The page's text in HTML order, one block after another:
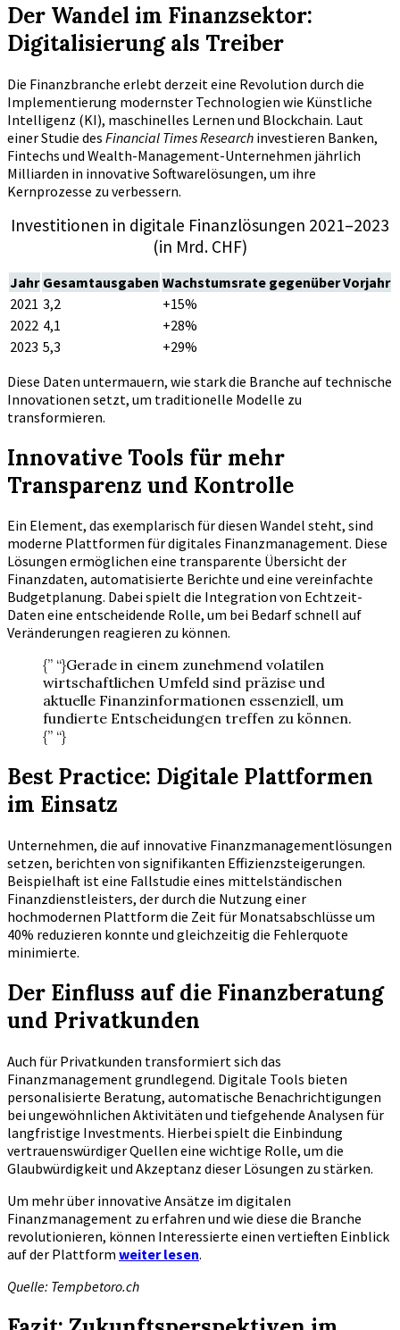
Der Wandel im Finanzsektor:
Digitalisierung als Treiber
Die Finanzbranche erlebt derzeit eine Revolution durch die
Implementierung modernster Technologien wie Künstliche
Intelligenz (KI), maschinelles Lernen und Blockchain. Laut
einer Studie des Financial Times Research investieren Banken,
Fintechs und Wealth-Management-Unternehmen jährlich
Milliarden in innovative Softwarelösungen, um ihre
Kernprozesse zu verbessern.
Investitionen in digitale Finanzlösungen 2021–2023
(in Mrd. CHF)
Jahr Gesamtausgaben Wachstumsrate gegenüber Vorjahr
2021 3,2
+15%
2022 4,1
+28%
2023 5,3
+29%
Diese Daten untermauern, wie stark die Branche auf technische
Innovationen setzt, um traditionelle Modelle zu
transformieren.
Innovative Tools für mehr
Transparenz und Kontrolle
Ein Element, das exemplarisch für diesen Wandel steht, sind
moderne Plattformen für digitales Finanzmanagement. Diese
Lösungen ermöglichen eine transparente Übersicht der
Finanzdaten, automatisierte Berichte und eine vereinfachte
Budgetplanung. Dabei spielt die Integration von Echtzeit-
Daten eine entscheidende Rolle, um bei Bedarf schnell auf
Veränderungen reagieren zu können.
{” “}Gerade in einem zunehmend volatilen
wirtschaftlichen Umfeld sind präzise und
aktuelle Finanzinformationen essenziell, um
fundierte Entscheidungen treffen zu können.
{” “}
Best Practice: Digitale Plattformen
im Einsatz
Unternehmen, die auf innovative Finanzmanagementlösungen
setzen, berichten von signifikanten Effizienzsteigerungen.
Beispielhaft ist eine Fallstudie eines mittelständischen
Finanzdienstleisters, der durch die Nutzung einer
hochmodernen Plattform die Zeit für Monatsabschlüsse um
40% reduzieren konnte und gleichzeitig die Fehlerquote
minimierte.
Der Einfluss auf die Finanzberatung
und Privatkunden
Auch für Privatkunden transformiert sich das
Finanzmanagement grundlegend. Digitale Tools bieten
personalisierte Beratung, automatische Benachrichtigungen
bei ungewöhnlichen Aktivitäten und tiefgehende Analysen für
langfristige Investments. Hierbei spielt die Einbindung
vertrauenswürdiger Quellen eine wichtige Rolle, um die
Glaubwürdigkeit und Akzeptanz dieser Lösungen zu stärken.
Um mehr über innovative Ansätze im digitalen
Finanzmanagement zu erfahren und wie diese die Branche
revolutionieren, können Interessierte einen vertieften Einblick
auf der Plattform weiter lesen.
Quelle: Tempbetoro.ch